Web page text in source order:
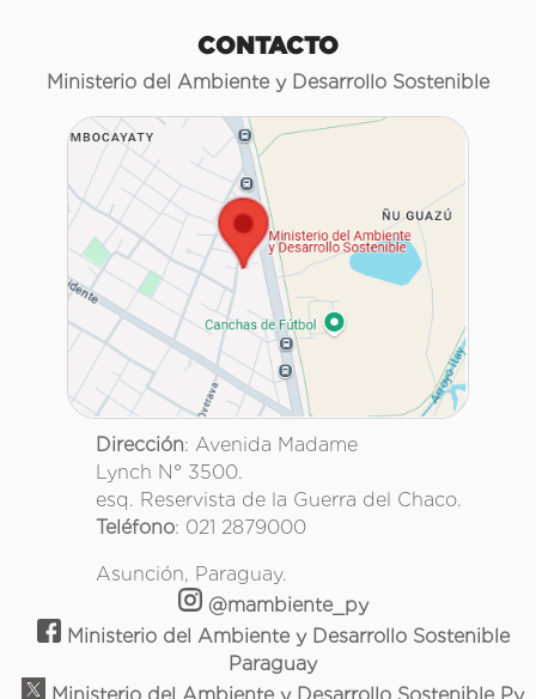
CONTACTO
Ministerio del Ambiente y Desarrollo Sostenible
Dirección: Avenida Madame
Lynch N° 3500.
esq. Reservista de la Guerra del Chaco.
Teléfono: 021 2879000
Asunción, Paraguay.
@mambiente_py
Ministerio del Ambiente y Desarrollo Sostenible
Paraguay